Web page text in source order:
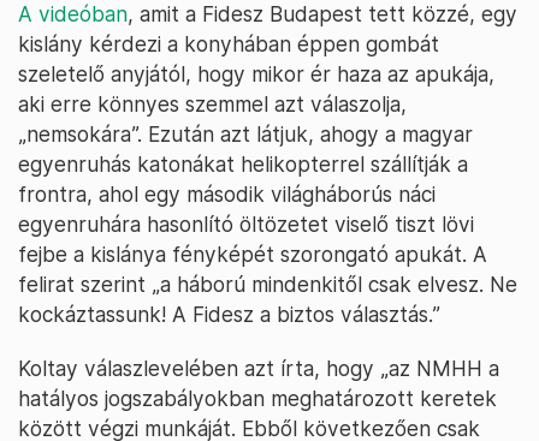
A videóban, amit a Fidesz Budapest tett közzé, egy
kislány kérdezi a konyhában éppen gombát
szeletelő anyjától, hogy mikor ér haza az apukája,
aki erre könnyes szemmel azt válaszolja,
„nemsokára”. Ezután azt látjuk, ahogy a magyar
egyenruhás katonákat helikopterrel szállítják a
frontra, ahol egy második világháborús náci
egyenruhára hasonlító öltözetet viselő tiszt lövi
fejbe a kislánya fényképét szorongató apukát. A
felirat szerint „a háború mindenkitől csak elvesz. Ne
kockáztassunk! A Fidesz a biztos választás.”
Koltay válaszlevelében azt írta, hogy „az NMHH a
hatályos jogszabályokban meghatározott keretek
között végzi munkáját. Ebből következően csak